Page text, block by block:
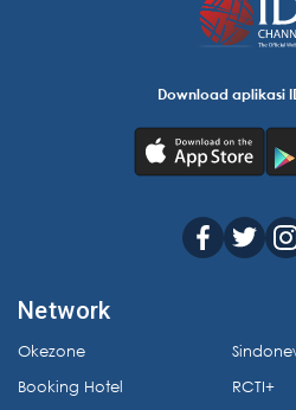
Download aplikasi
Network
Okezone
Booking Hotel
RCTI+